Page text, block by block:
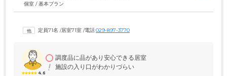
個室 / 基本プラン
定員71名 /居室71室 /電話029-897-3770
4.6
調度品に品があり安心できる居室
施設の入り口がわかりづらい